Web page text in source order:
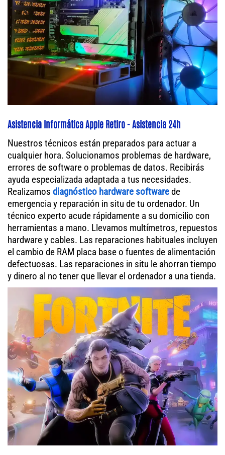
Asistencia Informática Apple Retiro - Asistencia 24h
Nuestros técnicos están preparados para actuar a
cualquier hora. Solucionamos problemas de hardware,
errores de software o problemas de datos. Recibirás
ayuda especializada adaptada a tus necesidades.
Realizamos diagnóstico hardware softwarede
emergencia y reparación in situ de tu ordenador. Un
técnico experto acude rápidamente a su domicilio con
herramientas a mano. Llevamos multímetros, repuestos
hardware y cables. Las reparaciones habituales incluyen
el cambio de RAM placa base o fuentes de alimentación
defectuosas. Las reparaciones in situ le ahorran tiempo
y dinero al no tener que llevar el ordenador a una tienda.